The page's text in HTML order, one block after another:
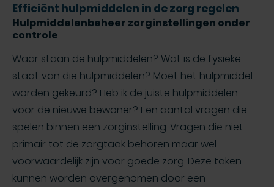
Efficiënt hulpmiddelen in de zorg regelen
Hulpmiddelenbeheer zorginstellingen onder
controle
Waar staan de hulpmiddelen? Wat is de fysieke
staat van die hulpmiddelen? Moet het hulpmiddel
worden gekeurd? Heb ik de juiste hulpmiddelen
voor de nieuwe bewoner? Een aantal vragen die
spelen binnen een zorginstelling. Vragen die niet
primair tot de zorgtaak behoren maar wel
voorwaardelijk zijn voor goede zorg. Deze taken
kunnen worden overgenomen door een